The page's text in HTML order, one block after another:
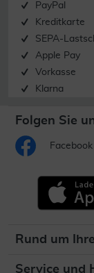
PayPal
Kreditkarte
SEPA-
Apple Pay
Vorkasse
Klarna
Folgen Sie
Facebook
Rund um
Service und